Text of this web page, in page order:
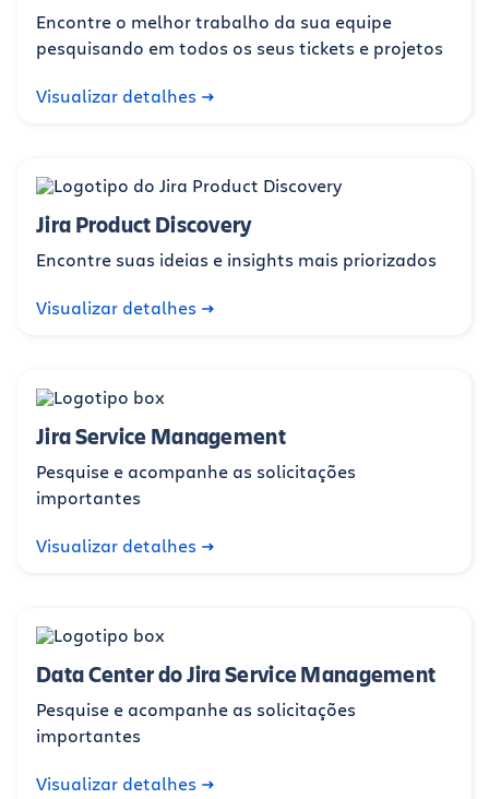
Encontre o melhor trabalho da sua equipe
pesquisando em todos os seus tickets e projetos
Visualizar detalhes
Jira Product Discovery
Encontre suas ideias e insights mais priorizados
Visualizar detalhes
Jira Service Management
Pesquise e acompanhe as solicitações
importantes
Visualizar detalhes
Data Center do Jira Service Management
Pesquise e acompanhe as solicitações
importantes
Visualizar detalhes